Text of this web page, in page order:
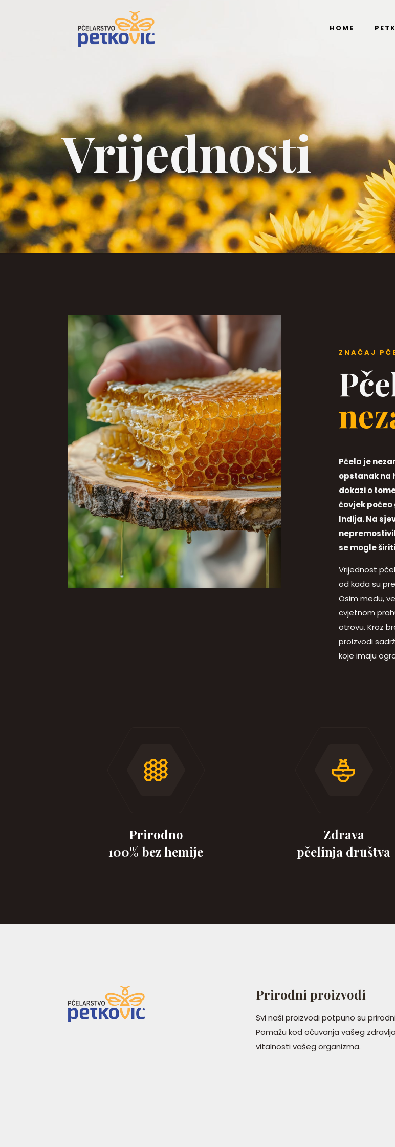
HOME
Vrijednosti
ZNAČAJ
Pčela je
opstanak na
dokazi o
čovjek
Indija. Na
se mogle
Vrijednost
od kada su
Osim medu,
cvjetnom
otrovu. Kroz
proizvodi
koje imaju
Prirodno
100% bez hemije
Zdrava
pčelinja društva
Prirodni proizvodi
Svi naši proizvodi potpuno su
Pomažu kod očuvanja vašeg
vitalnosti vašeg organizma.